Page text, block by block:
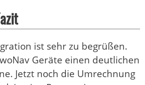
ist sehr zu begrüßen.
Geräte einen deutlichen
Jetzt noch die Umrechnung